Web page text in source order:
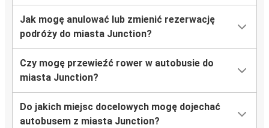
Jak mogę anulować lub zmienić rezerwację
podróży do miasta Junction?
Czy mogę przewieźć rower w autobusie do
miasta Junction?
Do jakich miejsc docelowych mogę dojechać
autobusem z miasta Junction?